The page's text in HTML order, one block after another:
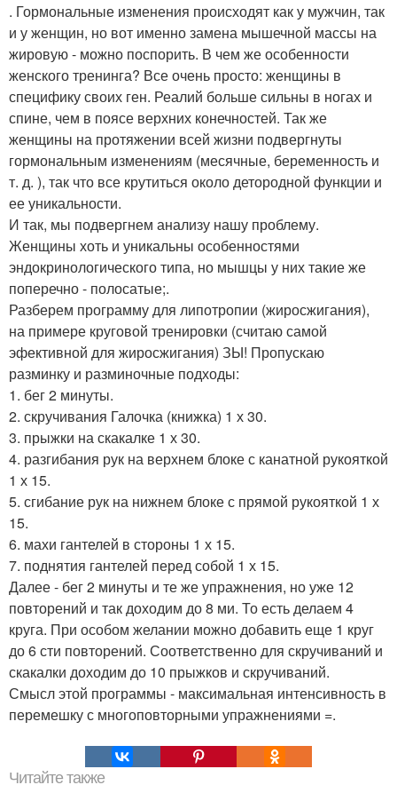
. Гормональные изменения происходят как у мужчин, так
и у женщин, но вот именно замена мышечной массы на
жировую - можно поспорить. В чем же особенности
женского тренинга? Все очень просто: женщины в
специфику своих ген. Реалий больше сильны в ногах и
спине, чем в поясе верхних конечностей. Так же
женщины на протяжении всей жизни подвергнуты
гормональным изменениям (месячные, беременность и
т. д. ), так что все крутиться около детородной функции и
ее уникальности.
И так, мы подвергнем анализу нашу проблему.
Женщины хоть и уникальны особенностями
эндокринологического типа, но мышцы у них такие же
поперечно - полосатые;.
Разберем программу для липотропии (жиросжигания),
на примере круговой тренировки (считаю самой
эфективной для жиросжигания) ЗЫ! Пропускаю
разминку и разминочные подходы:
1. бег 2 минуты.
2. скручивания Галочка (книжка) 1 х 30.
3. прыжки на скакалке 1 х 30.
4. разгибания рук на верхнем блоке с канатной рукояткой
1 х 15.
5. сгибание рук на нижнем блоке с прямой рукояткой 1 х
15.
6. махи гантелей в стороны 1 х 15.
7. поднятия гантелей перед собой 1 х 15.
Далее - бег 2 минуты и те же упражнения, но уже 12
повторений и так доходим до 8 ми. То есть делаем 4
круга. При особом желании можно добавить еще 1 круг
до 6 сти повторений. Соответственно для скручиваний и
скакалки доходим до 10 прыжков и скручиваний.
Смысл этой программы - максимальная интенсивность в
перемешку с многоповторными упражнениями =.
Читайте также